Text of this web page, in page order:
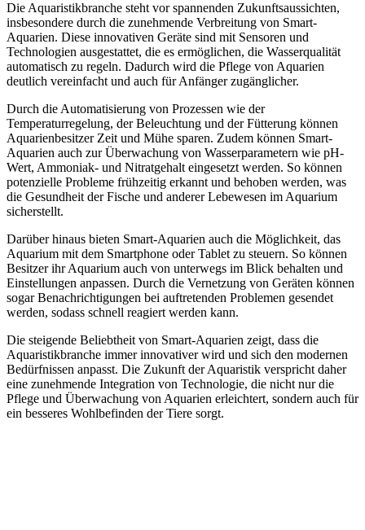
Die Aquaristikbranche steht vor spannenden Zukunftsaussichten,
insbesondere durch die zunehmende Verbreitung von Smart-
Aquarien. Diese innovativen Geräte sind mit Sensoren und
Technologien ausgestattet, die es ermöglichen, die Wasserqualität
automatisch zu regeln. Dadurch wird die Pflege von Aquarien
deutlich vereinfacht und auch für Anfänger zugänglicher.
Durch die Automatisierung von Prozessen wie der
Temperaturregelung, der Beleuchtung und der Fütterung können
Aquarienbesitzer Zeit und Mühe sparen. Zudem können Smart-
Aquarien auch zur Überwachung von Wasserparametern wie pH-
Wert, Ammoniak- und Nitratgehalt eingesetzt werden. So können
potenzielle Probleme frühzeitig erkannt und behoben werden, was
die Gesundheit der Fische und anderer Lebewesen im Aquarium
sicherstellt.
Darüber hinaus bieten Smart-Aquarien auch die Möglichkeit, das
Aquarium mit dem Smartphone oder Tablet zu steuern. So können
Besitzer ihr Aquarium auch von unterwegs im Blick behalten und
Einstellungen anpassen. Durch die Vernetzung von Geräten können
sogar Benachrichtigungen bei auftretenden Problemen gesendet
werden, sodass schnell reagiert werden kann.
Die steigende Beliebtheit von Smart-Aquarien zeigt, dass die
Aquaristikbranche immer innovativer wird und sich den modernen
Bedürfnissen anpasst. Die Zukunft der Aquaristik verspricht daher
eine zunehmende Integration von Technologie, die nicht nur die
Pflege und Überwachung von Aquarien erleichtert, sondern auch für
ein besseres Wohlbefinden der Tiere sorgt.